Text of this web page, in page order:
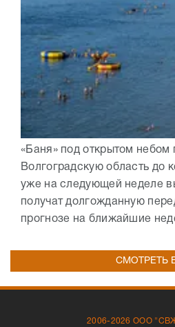
«Баня» под открытом небом
Волгоградскую область до
уже на следующей неделе
получат долгожданную
прогнозе на ближайшие
СМОТРЕТЬ
2006-2026 ООО